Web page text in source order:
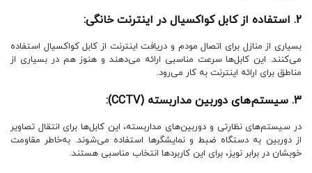
2. استفاده از کابل کواکسیال در اینترنت خانگی:
بسیاری از منازل برای اتصال مودم و دریافت اینترنت از کابل کواکسیال استفاده
می‌کنند. این کابل‌ها سرعت مناسبی ارائه می‌دهند و هنوز هم در بسیاری از
مناطق برای ارائه اینترنت به کار می‌رود.
3. سیستم‌های دوربین مداربسته (CCTV):
در سیستم‌های نظارتی و دوربین‌های مداربسته، این کابل‌ها برای انتقال تصاویر
از دوربین به دستگاه ضبط و نمایشگرها استفاده می‌شوند. به‌خاطر مقاومت
خوبشان در برابر نویز، برای این کاربردها انتخاب مناسبی هستند.